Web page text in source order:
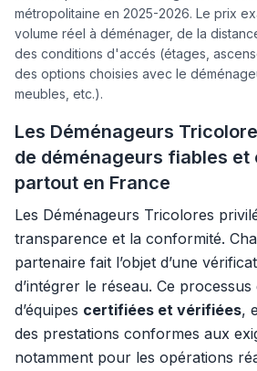
métropolitaine en 2025-2026. Le prix
volume réel à déménager, de la
des conditions d'accés (étages,
des options choisies avec le
meubles, etc.).
Les Déménageurs
de déménageurs fiables
partout en France
Les Déménageurs Tricolores
transparence et la conformité.
partenaire fait l’objet d’une
d’intégrer le réseau. Ce
d’équipes certifiées et vérifiées,
des prestations conformes aux
notamment pour les opérations